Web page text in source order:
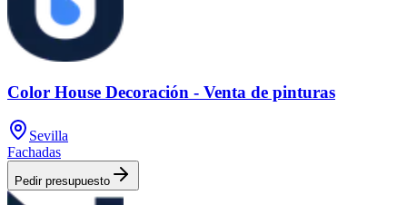
Color House Decoración - Venta de pinturas
Sevilla
Fachadas
Pedir presupuesto